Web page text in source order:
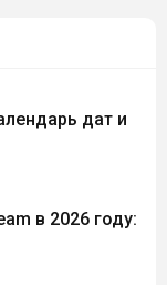
дат и
в 2026 году: